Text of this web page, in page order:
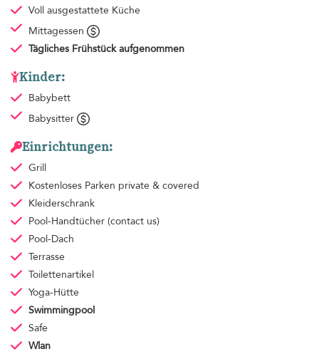
Voll ausgestattete Küche
Mittagessen
Tägliches Frühstück aufgenommen
Kinder:
Babybett
Babysitter
Einrichtungen:
Grill
Kostenloses Parken private & covered
Kleiderschrank
Pool-Handtücher (contact us)
Pool-Dach
Terrasse
Toilettenartikel
Yoga-Hütte
Swimmingpool
Safe
Wlan